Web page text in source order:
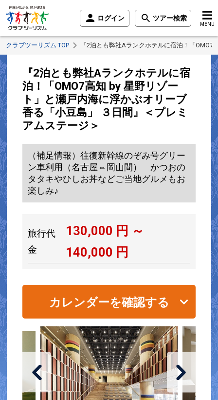
ログイン ツアー検索
MENU
クラブツーリズム TOP 『2泊とも弊社Aランクホテルに宿泊！「
『2泊とも弊社Aランクホテルに宿
泊！「OMO7高知 by 星野リゾー
ト」と瀬戸内海に浮かぶオリーブ
香る「小豆島」 ３日間』＜プレミ
アムステージ＞
（補足情報）往復新幹線のぞみ号グリー
ン車利用（名古屋⇔岡山間） かつおの
タタキやひしお丼などご当地グルメもお
楽しみ♪
旅行代
金
130,000 円 ～
140,000 円
カレンダーを確認する